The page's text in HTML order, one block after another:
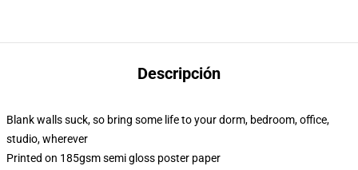
Descripción
Blank walls suck, so bring some life to your dorm, bedroom, office,
studio, wherever
Printed on 185gsm semi gloss poster paper